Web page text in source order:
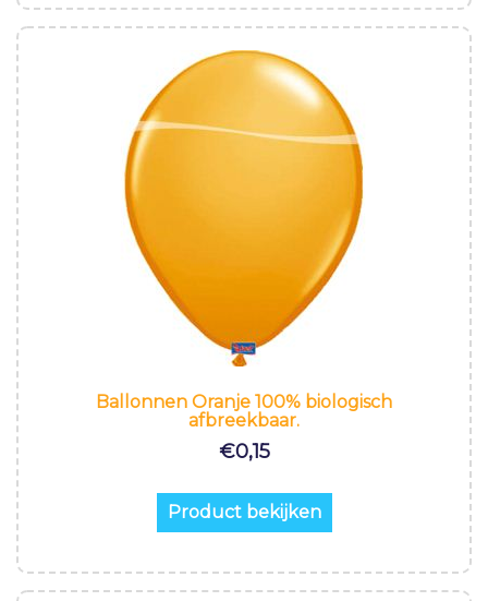
Ballonnen Oranje 100% biologisch
afbreekbaar.
€0,15
Product bekijken